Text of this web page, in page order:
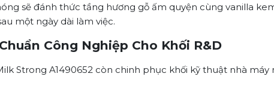
sẽ đánh thức tầng hương gỗ ấm quyện cùng vanilla
một ngày dài làm việc.
Công Nghiệp Cho Khối R&D
Strong A1490652 còn chinh phục khối kỹ thuật nhà